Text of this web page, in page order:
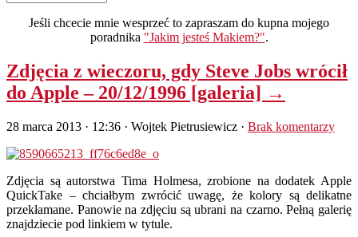
Jeśli chcecie mnie wesprzeć to zapraszam do kupna mojego
poradnika "Jakim jesteś Makiem?".
Zdjęcia z wieczoru, gdy Steve Jobs wrócił
do Apple – 20/12/1996 [galeria] →
28 marca 2013 · 12:36 · Wojtek Pietrusiewicz · Brak komentarzy
Zdjęcia są autorstwa Tima Holmesa, zrobione na dodatek Apple
QuickTake – chciałbym zwrócić uwagę, że kolory są delikatne
przekłamane. Panowie na zdjęciu są ubrani na czarno. Pełną galerię
znajdziecie pod linkiem w tytule.